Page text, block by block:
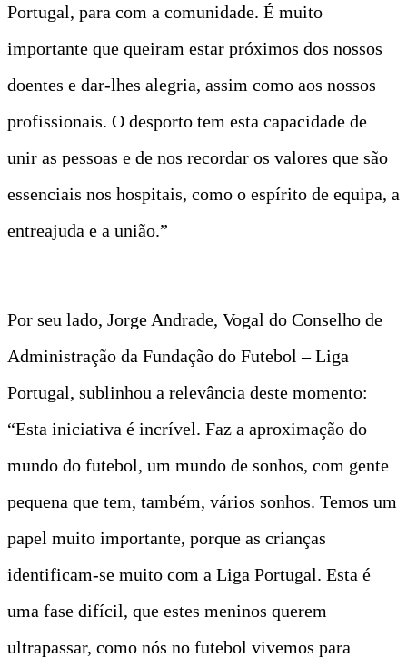
Portugal, para com a comunidade. É muito
importante que queiram estar próximos dos nossos
doentes e dar-lhes alegria, assim como aos nossos
profissionais. O desporto tem esta capacidade de
unir as pessoas e de nos recordar os valores que são
essenciais nos hospitais, como o espírito de equipa, a
entreajuda e a união.”
Por seu lado, Jorge Andrade, Vogal do Conselho de
Administração da Fundação do Futebol – Liga
Portugal, sublinhou a relevância deste momento:
“Esta iniciativa é incrível. Faz a aproximação do
mundo do futebol, um mundo de sonhos, com gente
pequena que tem, também, vários sonhos. Temos um
papel muito importante, porque as crianças
identificam-se muito com a Liga Portugal. Esta é
uma fase difícil, que estes meninos querem
ultrapassar, como nós no futebol vivemos para